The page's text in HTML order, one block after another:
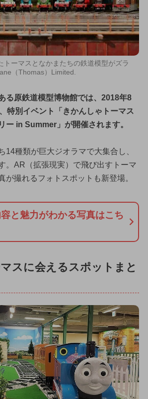
トーマスとなかまたちの鉄道模型がズラ
（Thomas）Limited.
る原鉄道模型博物館では、2018年8
特別イベント「きかんしゃトーマス
ー in Summer」が開催されます。
14種類が巨大ジオラマで大集合し、
。AR（拡張現実）で飛び出すトーマ
が撮れるフォトスポットも新登場。
と魅力がわかる写真はこち
マスに会えるスポットまと